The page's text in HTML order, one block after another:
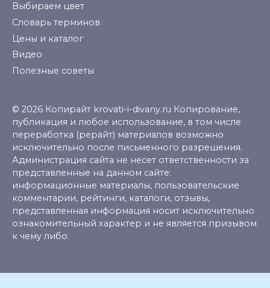
Выбираем цвет
Словарь терминов
Цены и каталог
Видео
Полезные советы
© 2026 Копирайт krovati-i-divany.ru Копирование,
публикация и любое использование, в том числе
переработка (рерайт) материалов возможно
исключительно после письменного разрешения.
Администрация сайта не несет ответственности за
представленные на данном сайте:
информационные материалы, пользовательские
комментарии, рейтинги, каталоги, отзывы,
представленная информация носит исключительно
ознакомительный характер и не является призывом
к чему либо.